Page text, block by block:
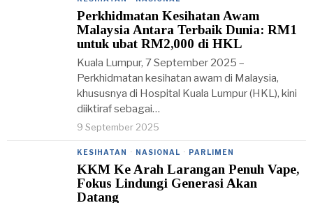
Perkhidmatan Kesihatan Awam
Malaysia Antara Terbaik Dunia: RM1
untuk ubat RM2,000 di HKL
Kuala Lumpur, 7 September 2025 –
Perkhidmatan kesihatan awam di Malaysia,
khususnya di Hospital Kuala Lumpur (HKL), kini
diiktiraf sebagai…
9 September 2025
KESIHATAN · NASIONAL · PARLIMEN
KKM Ke Arah Larangan Penuh Vape,
Fokus Lindungi Generasi Akan
Datang